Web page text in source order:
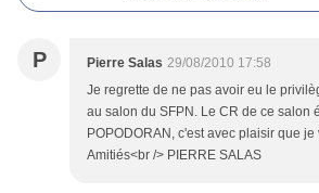
P Pierre Salas 29/08/2010 17:58
Je regrette de ne pas avoir eu le
au salon du SFPN. Le CR de ce salon
POPODORAN, c'est avec plaisir que
Amitiés<br /> PIERRE SALAS